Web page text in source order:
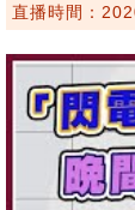
直播時間：